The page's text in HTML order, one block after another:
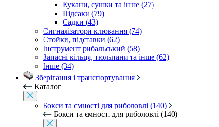
Кукани, сушки та інше (27)
Підсаки (79)
Садки (43)
Сигналізатори клювання (74)
Стойки, підставки (62)
Інструмент рибальський (58)
Запасні кільця, тюльпани та інше (62)
Інше (34)
Зберігання і транспортування
Каталог
Бокси та ємності для риболовлі (140)
Бокси та ємності для риболовлі (140)